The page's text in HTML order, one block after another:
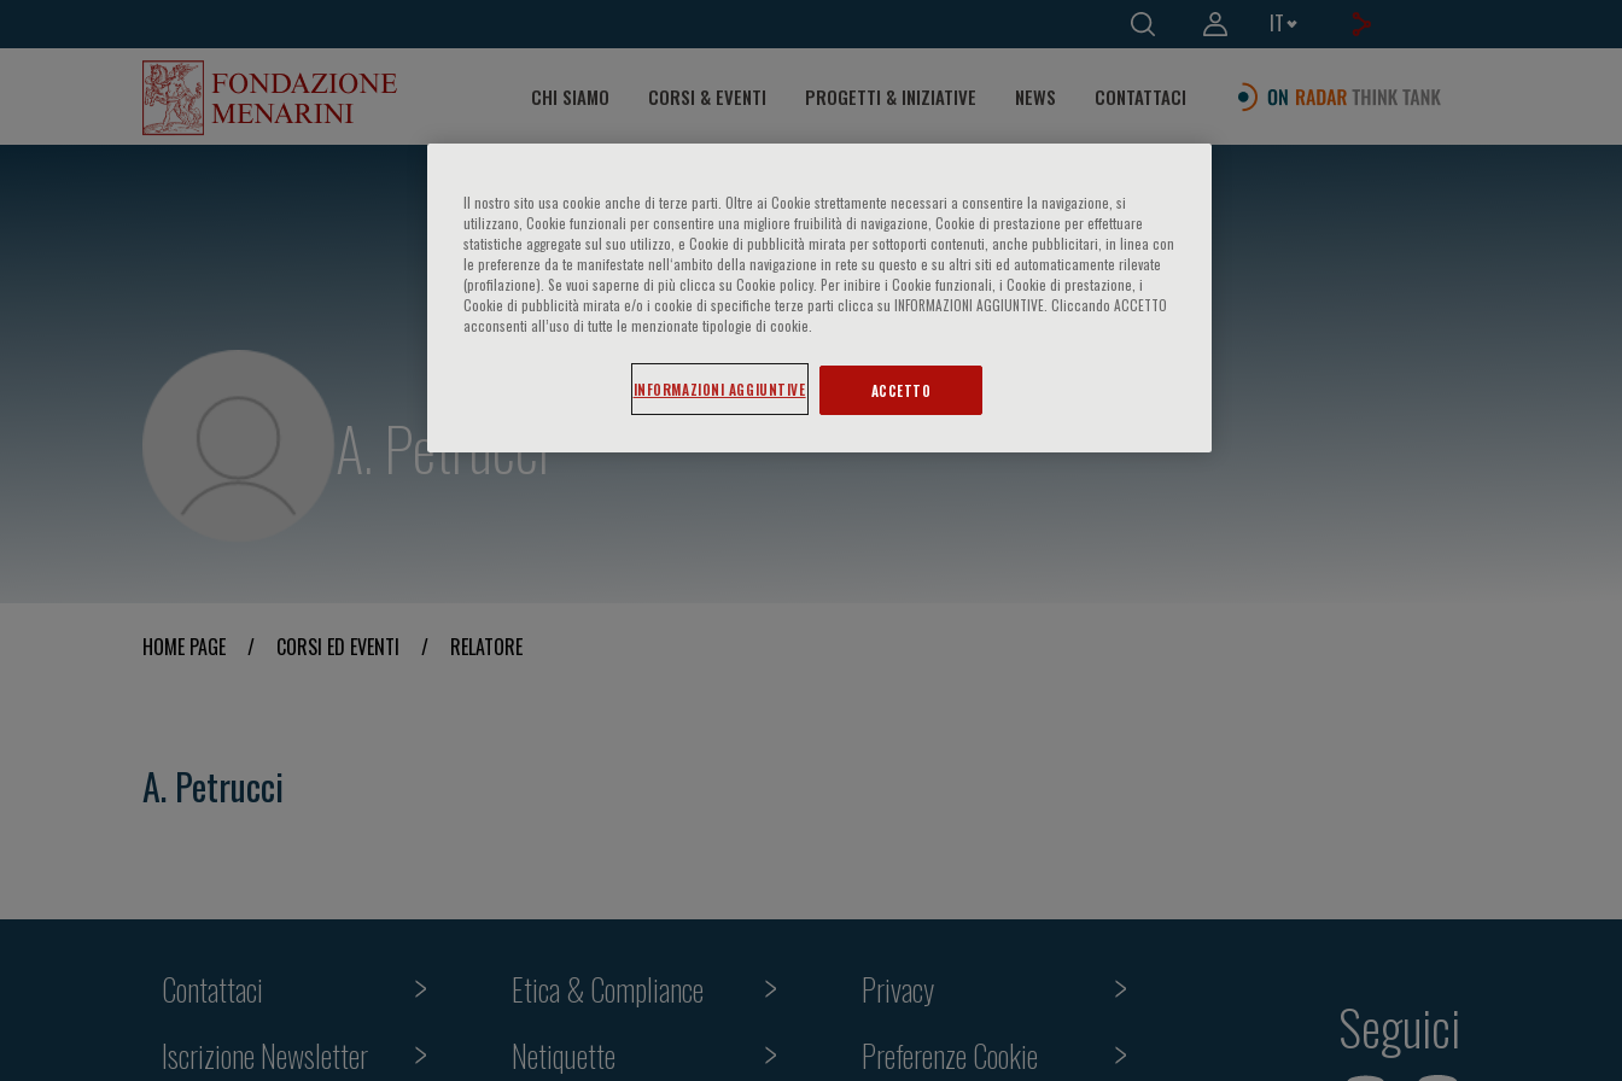
IT
CHI SIAMO CORSI & EVENTI PROGETTI & INIZIATIVE NEWS CONTATTACI
A. Petrucci
HOME PAGE / CORSI ED EVENTI / RELATORE
A. Petrucci
Contattaci
Iscrizione Newsletter
Etica & Compliance
Netiquette
Privacy
Preferenze Cookie
Seguici
Il nostro sito usa cookie anche di terze parti. Oltre ai Cookie strettamente necessari a consentire la navigazione, si
utilizzano, Cookie funzionali per consentire una migliore fruibilità di navigazione, Cookie di prestazione per effettuare
statistiche aggregate sul suo utilizzo, e Cookie di pubblicità mirata per sottoporti contenuti, anche pubblicitari, in linea con
le preferenze da te manifestate nell‘ambito della navigazione in rete su questo e su altri siti ed automaticamente rilevate
(profilazione). Se vuoi saperne di più clicca su Cookie policy. Per inibire i Cookie funzionali, i Cookie di prestazione, i
Cookie di pubblicità mirata e/o i cookie di specifiche terze parti clicca su INFORMAZIONI AGGIUNTIVE. Cliccando ACCETTO
acconsenti all’uso di tutte le menzionate tipologie di cookie.
INFORMAZIONI AGGIUNTIVE ACCETTO